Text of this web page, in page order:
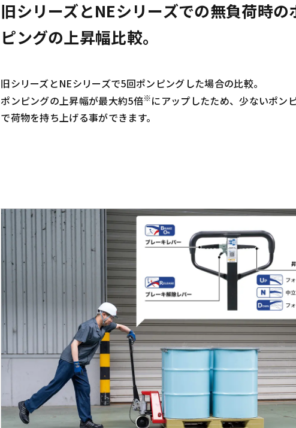
旧シリーズとNEシリーズでの無負荷時の
ピングの上昇幅比較。
旧シリーズとNEシリーズで5回ポンピングした場合の比較。
ポンピングの上昇幅が最大約5倍※にアップしたため、少ないポン
で荷物を持ち上げる事ができます。